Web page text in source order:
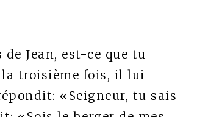
Jean, est-ce que tu
la troisième fois, il lui
«Seigneur, tu sais